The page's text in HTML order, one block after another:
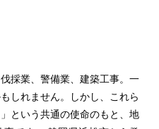
採業、警備業、建築工事。一
しれません。しかし、これら
という共通の使命のもと、地